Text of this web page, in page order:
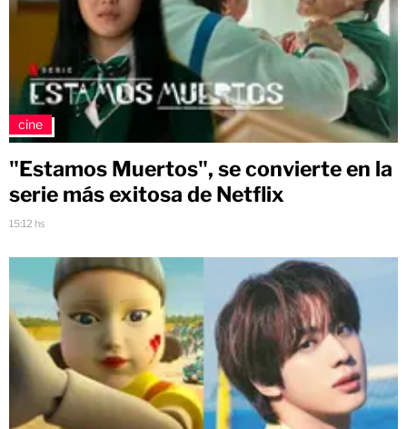
cine
"Estamos Muertos", se convierte en la
serie más exitosa de Netflix
15:12 hs